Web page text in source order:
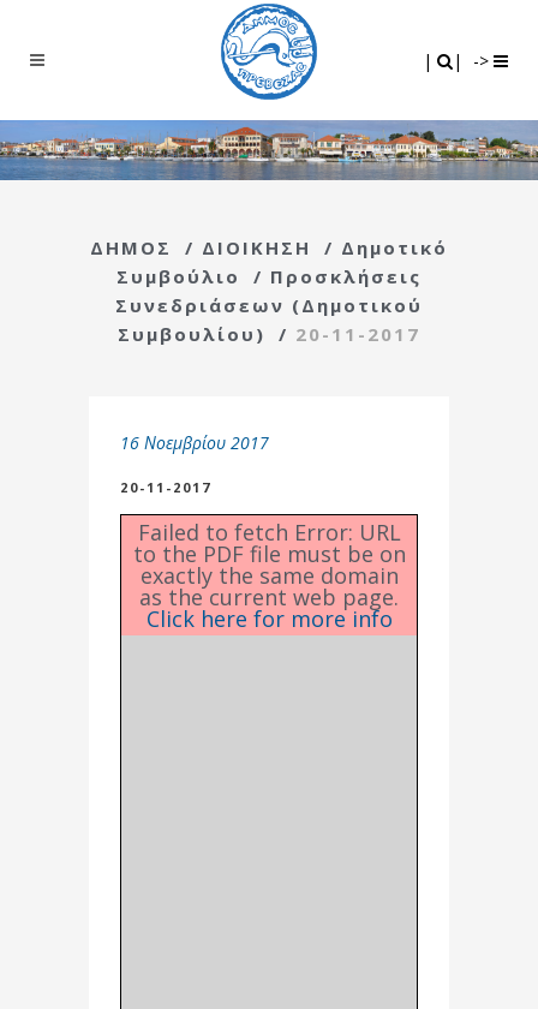
| | ->
ΔΗΜΟΣ / ΔΙΟΙΚΗΣΗ / Δημοτικό
Συμβούλιο
/ Προσκλήσεις
Συνεδριάσεων (Δημοτικού
Συμβουλίου)
/ 20-11-2017
16 Νοεμβρίου 2017
20-11-2017
Failed to fetch Error: URL
to the PDF file must be on
exactly the same domain
as the current web page.
Click here for more info